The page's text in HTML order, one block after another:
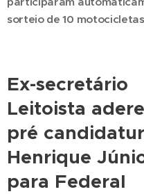
sorteio de 10
Ex-secretário
Leitoista
pré
Henrique
para Federal